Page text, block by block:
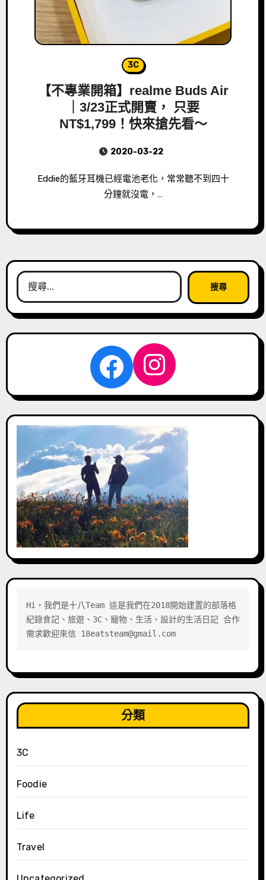
3C
【不專業開箱】realme Buds Air
｜3/23正式開賣， 只要
NT$1,799！快來搶先看～
2020-03-22
Eddie的藍牙耳機已經電池老化，常常聽不到四十
分鐘就沒電，…
搜
尋
關
Facebook
Hi，我們是十八Team 這是我們在2018開始建置的部落格
紀錄食記、旅遊、3C、寵物、生活、設計的生活日記 合作
需求歡迎來信 18eatsteam@gmail.com
分類
3C
Foodie
Life
Travel